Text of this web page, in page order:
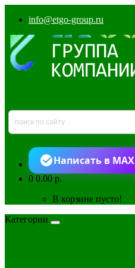
info@etgo-group.ru
Написать в MAX
00.00 р.
В корзине пусто!
Категории